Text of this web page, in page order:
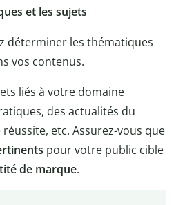
et les sujets
déterminer les thématiques
vos contenus.
liés à votre domaine
des actualités du
etc. Assurez-vous que
pour votre public cible
de marque.